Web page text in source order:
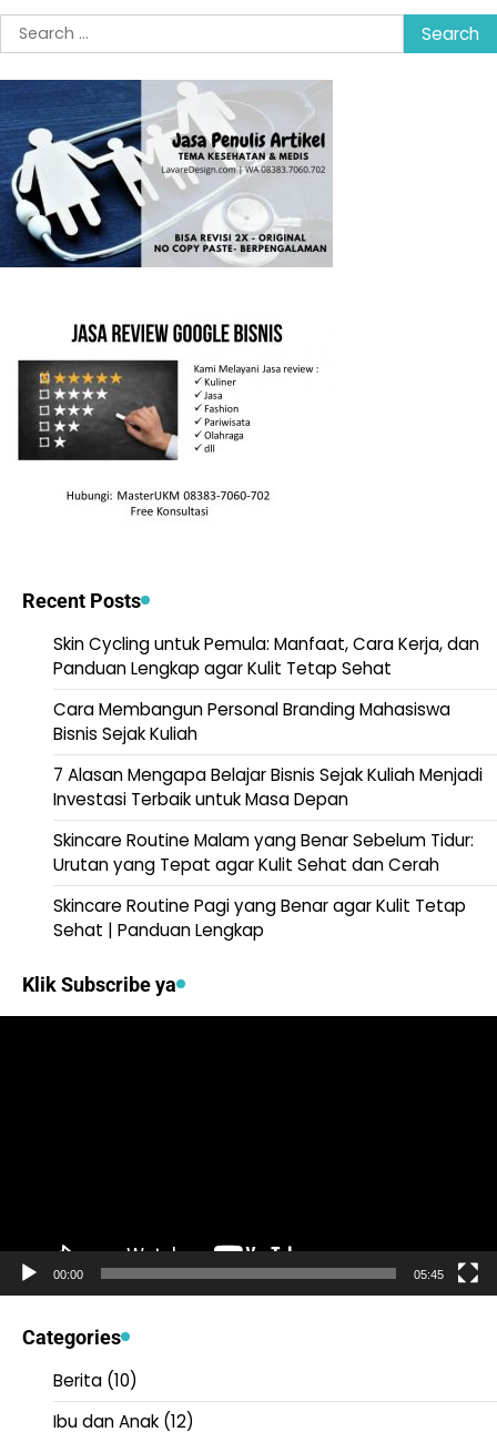
Search
for:
Recent Posts
Skin Cycling untuk Pemula: Manfaat, Cara Kerja, dan
Panduan Lengkap agar Kulit Tetap Sehat
Cara Membangun Personal Branding Mahasiswa
Bisnis Sejak Kuliah
7 Alasan Mengapa Belajar Bisnis Sejak Kuliah Menjadi
Investasi Terbaik untuk Masa Depan
Skincare Routine Malam yang Benar Sebelum Tidur:
Urutan yang Tepat agar Kulit Sehat dan Cerah
Skincare Routine Pagi yang Benar agar Kulit Tetap
Sehat | Panduan Lengkap
Klik Subscribe ya
00:00 05:45
Categories
Berita (10)
Ibu dan Anak (12)